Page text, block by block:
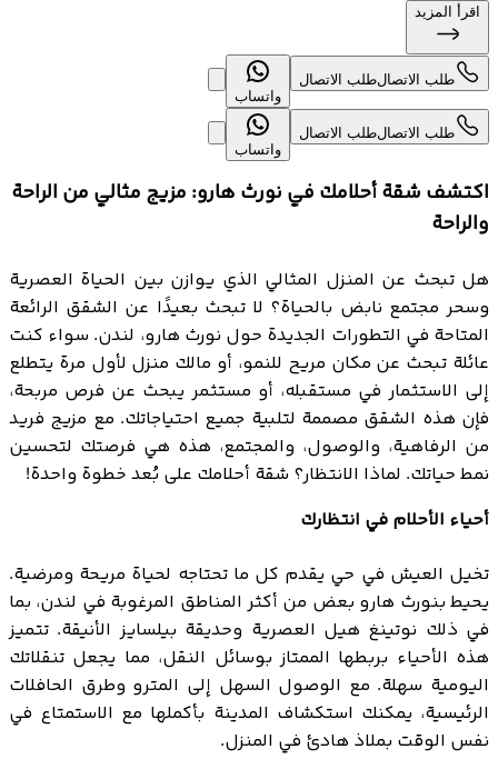
اقرأ المزيد
طلب الاتصالطلب الاتصال
واتساب
طلب الاتصالطلب الاتصال
واتساب
اكتشف شقة أحلامك في نورث هارو: مزيج مثالي من الراحة
والراحة
هل تبحث عن المنزل المثالي الذي يوازن بين الحياة العصرية
وسحر مجتمع نابض بالحياة؟ لا تبحث بعيدًا عن الشقق الرائعة
المتاحة في التطورات الجديدة حول نورث هارو، لندن. سواء كنت
عائلة تبحث عن مكان مريح للنمو، أو مالك منزل لأول مرة يتطلع
إلى الاستثمار في مستقبله، أو مستثمر يبحث عن فرص مربحة،
فإن هذه الشقق مصممة لتلبية جميع احتياجاتك. مع مزيج فريد
من الرفاهية، والوصول، والمجتمع، هذه هي فرصتك لتحسين
نمط حياتك. لماذا الانتظار؟ شقة أحلامك على بُعد خطوة واحدة!
أحياء الأحلام في انتظارك
تخيل العيش في حي يقدم كل ما تحتاجه لحياة مريحة ومرضية.
يحيط بنورث هارو بعض من أكثر المناطق المرغوبة في لندن، بما
في ذلك نوتينغ هيل العصرية وحديقة بيلسايز الأنيقة. تتميز
هذه الأحياء بربطها الممتاز بوسائل النقل، مما يجعل تنقلاتك
اليومية سهلة. مع الوصول السهل إلى المترو وطرق الحافلات
الرئيسية، يمكنك استكشاف المدينة بأكملها مع الاستمتاع في
نفس الوقت بملاذ هادئ في المنزل.